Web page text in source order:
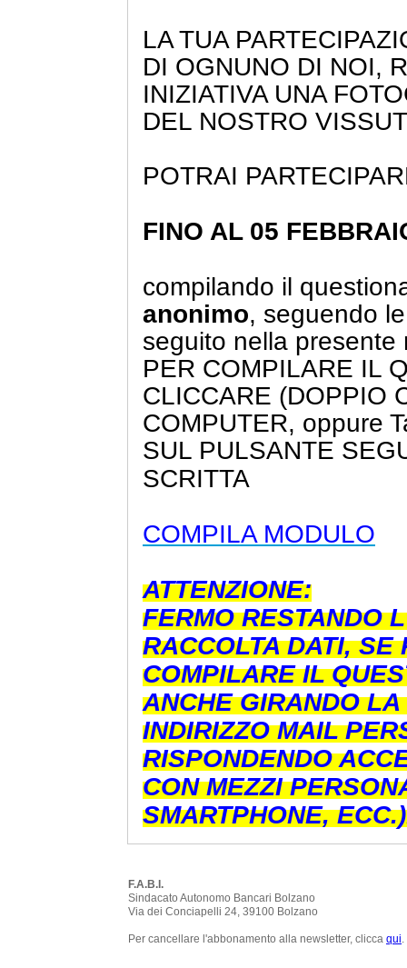
LA TUA
DI OGNUNO DI NOI,
INIZIATIVA UNA
DEL NOSTRO
POTRAI
FINO AL 05
compilando il
anonimo, seguendo
seguito nella presente
PER COMPILARE IL
CLICCARE (DOPPIO
COMPUTER, oppure
SUL PULSANTE
SCRITTA
COMPILA MODULO
ATTENZIONE:
FERMO RESTANDO
RACCOLTA DATI, SE
COMPILARE IL
ANCHEGIRANDO
INDIRIZZO MAIL
RISPONDENDO
CON MEZZI
SMARTPHONE,
F.A.B.I.
Sindacato Autonomo Bancari Bolzano
Via dei Conciapelli 24, 39100 Bolzano
Per cancellare l'abbonamento alla newsletter, clicca qui.